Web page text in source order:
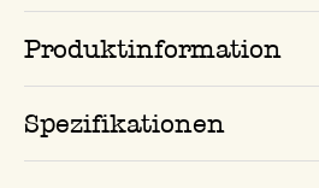
Produktinformation
Spezifikationen